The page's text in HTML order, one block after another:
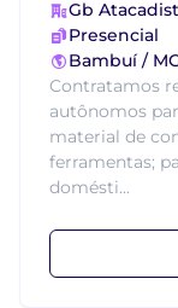
Gb
Presencial
Bambuí /
Contratamos
autônomos
material de
ferramentas;
domésti...